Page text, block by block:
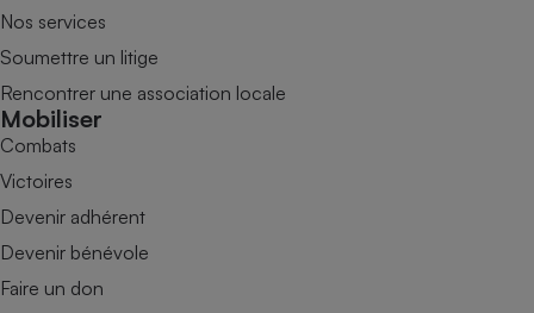
Nos services
Soumettre un litige
Rencontrer une association locale
Mobiliser
Combats
Victoires
Devenir adhérent
Devenir bénévole
Faire un don